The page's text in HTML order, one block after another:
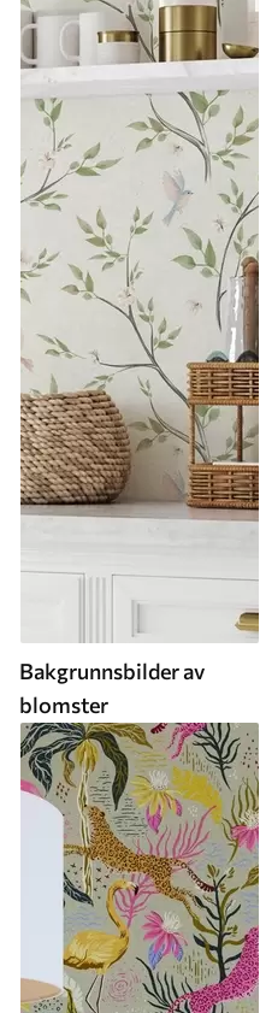
Bakgrunnsbilder av
blomster